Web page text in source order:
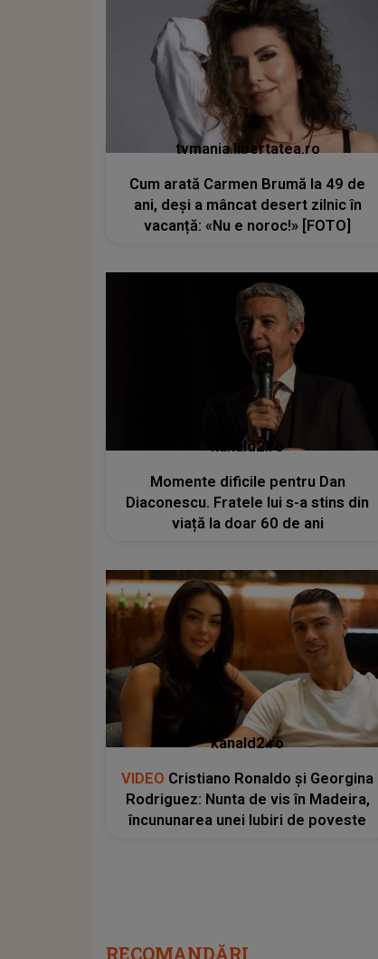
tvmania.libertatea.ro
Cum arată Carmen Brumă la 49 de
ani, deși a mâncat desert zilnic în
vacanță: «Nu e noroc!» [FOTO]
kanald2.ro
Momente dificile pentru Dan
Diaconescu. Fratele lui s-a stins din
viață la doar 60 de ani
kanald2.ro
VIDEO Cristiano Ronaldo și Georgina
Rodriguez: Nunta de vis în Madeira,
încununarea unei Iubiri de poveste
RECOMANDĂRI